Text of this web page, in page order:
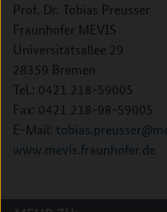
Prof. Dr. Tobias Preusser
Fraunhofer MEVIS
Universitätsallee 29
28359 Bremen
Tel.: 0421 218-59005
Fax: 0421 218-98-59005
E-Mail:
www.mevis.fraunhofer.de